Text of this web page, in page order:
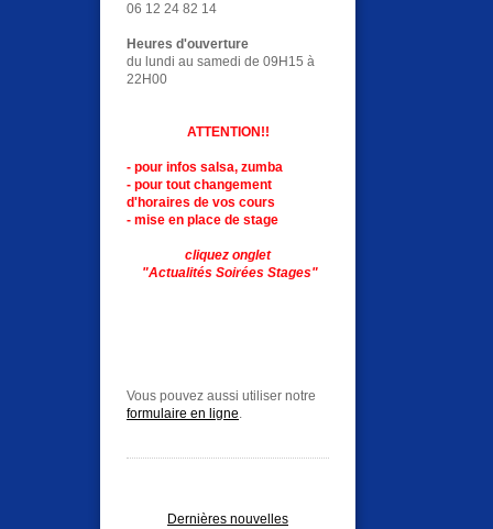
06 12 24 82 14
Heures d'ouverture
du lundi au samedi de 09H15 à
22H00
ATTENTION!!
- pour infos salsa, zumba
- pour tout changement
d'horaires de vos cours
- mise en place de stage
cliquez onglet
"Actualités Soirées Stages"
Vous pouvez aussi utiliser notre
formulaire en ligne.
Dernières nouvelles